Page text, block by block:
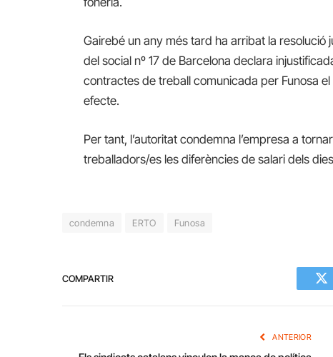
Gairebé un any més tard ha arribat la resolució
del social nº 17 de Barcelona declara
contractes de treball comunicada per Funosa
efecte.
Per tant, l’autoritat condemna l’empresa a
treballadors/es les diferències de salari dels
condemna ERTO Funosa
COMPARTIR
ANTERIOR